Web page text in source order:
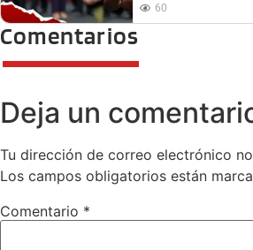
60
Comentarios
Deja un
Tu dirección de correo electrónico
Los campos obligatorios están
Comentario *